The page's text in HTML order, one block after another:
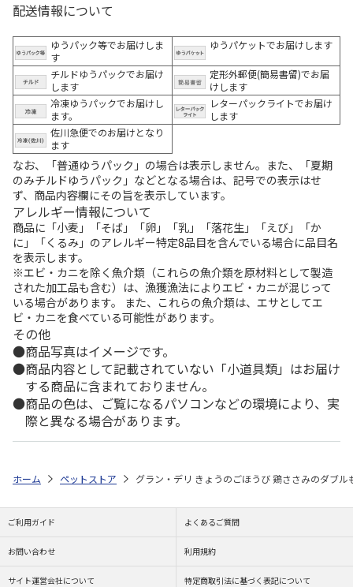
配送情報について
ゆうパック等でお届けしま
す
ゆうパケットでお届けします
チルドゆうパックでお届け
します
定形外郵便(簡易書留)でお届
けします
冷凍ゆうパックでお届けし
ます。
レターパックライトでお届け
します
佐川急便でのお届けとなり
ます
なお、「普通ゆうパック」の場合は表示しません。また、「夏期
のみチルドゆうパック」などとなる場合は、記号での表示はせ
ず、商品内容欄にその旨を表示しています。
アレルギー情報について
商品に「小麦」「そば」「卵」「乳」「落花生」「えび」「か
に」「くるみ」のアレルギー特定8品目を含んでいる場合に品目名
を表示します。
※エビ・カニを除く魚介類（これらの魚介類を原材料として製造
された加工品も含む）は、漁獲漁法によりエビ・カニが混じって
いる場合があります。 また、これらの魚介類は、エサとしてエ
ビ・カニを食べている可能性があります。
その他
商品写真はイメージです。
商品内容として記載されていない「小道具類」はお届け
する商品に含まれておりません。
商品の色は、ご覧になるパソコンなどの環境により、実
際と異なる場合があります。
ホーム ペットストア グラン・デリ きょうのごほうび 鶏ささみのダブル
ご利用ガイド よくあるご質問
お問い合わせ 利用規約
サイト運営会社について 特定商取引法に基づく表記について